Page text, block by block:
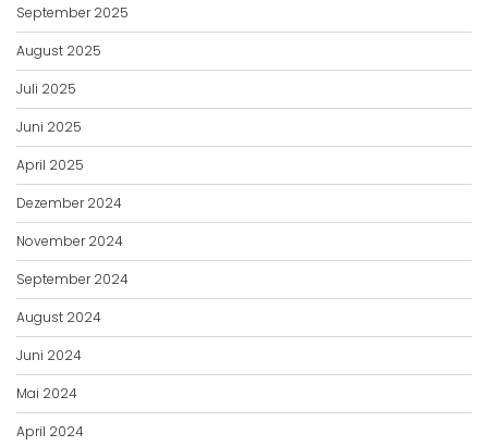
September 2025
August 2025
Juli 2025
Juni 2025
April 2025
Dezember 2024
November 2024
September 2024
August 2024
Juni 2024
Mai 2024
April 2024